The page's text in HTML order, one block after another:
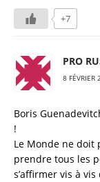
+7
PRO
8
Boris
!
Le Monde ne doit
prendre tous les
s’affirmer vis à vis